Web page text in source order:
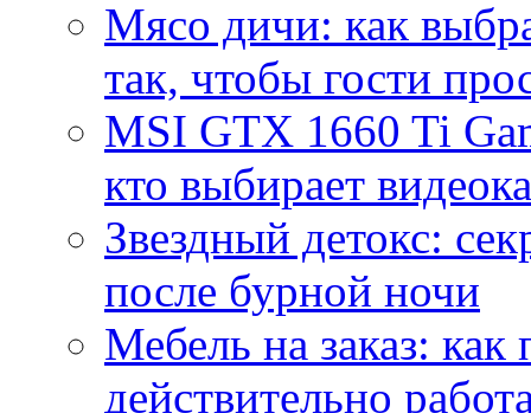
Мясо дичи: как
так, чтобы гости
MSI GTX 1660 Ti
кто выбирает
Звездный детокс:
после бурной ночи
Мебель на заказ:
действительно